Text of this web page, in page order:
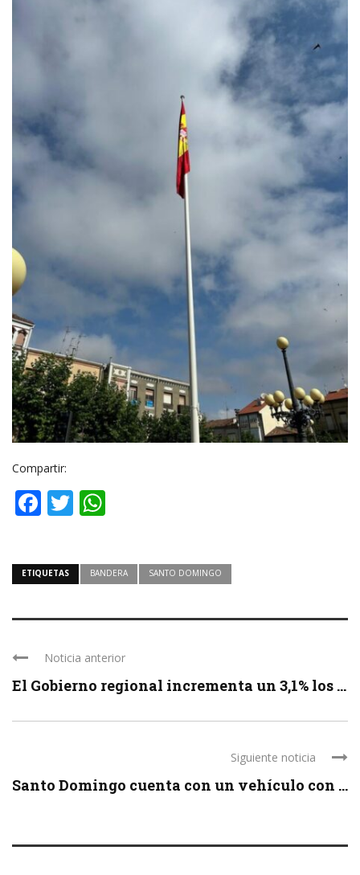
Compartir:
Facebook
Twitter
ETIQUETAS BANDERA SANTO DOMINGO
Noticia anterior
El Gobierno regional incrementa un 3,1% los ...
Siguiente noticia
Santo Domingo cuenta con un vehículo con ...